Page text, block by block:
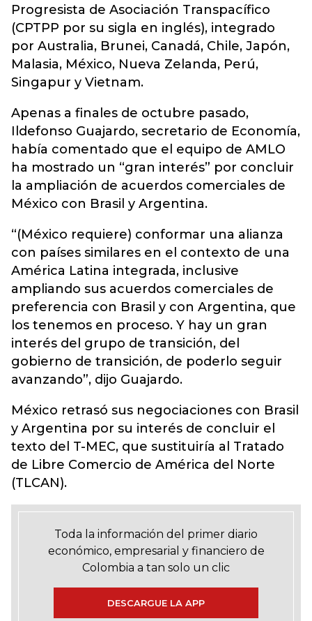
Progresista de Asociación Transpacífico
(CPTPP por su sigla en inglés), integrado
por Australia, Brunei, Canadá, Chile, Japón,
Malasia, México, Nueva Zelanda, Perú,
Singapur y Vietnam.
Apenas a finales de octubre pasado,
Ildefonso Guajardo, secretario de Economía,
había comentado que el equipo de AMLO
ha mostrado un “gran interés” por concluir
la ampliación de acuerdos comerciales de
México con Brasil y Argentina.
“(México requiere) conformar una alianza
con países similares en el contexto de una
América Latina integrada, inclusive
ampliando sus acuerdos comerciales de
preferencia con Brasil y con Argentina, que
los tenemos en proceso. Y hay un gran
interés del grupo de transición, del
gobierno de transición, de poderlo seguir
avanzando”, dijo Guajardo.
México retrasó sus negociaciones con Brasil
y Argentina por su interés de concluir el
texto del T-MEC, que sustituiría al Tratado
de Libre Comercio de América del Norte
(TLCAN).
Toda la información del primer diario
económico, empresarial y financiero de
Colombia a tan solo un clic
DESCARGUE LA APP